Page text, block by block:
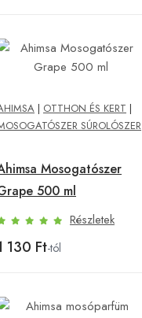
| OTTHON ÉS KERT |
SÚROLÓSZER
Mosogatószer
500 ml
Részletek
130 Ft-tól